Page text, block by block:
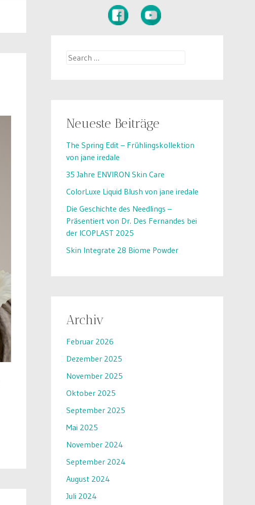
Search
Neueste Beiträge
The Spring Edit – Frühlingskollektion
von jane iredale
35 Jahre ENVIRON Skin Care
ColorLuxe Liquid Blush von jane iredale
Die Geschichte des Needlings –
Präsentiert von Dr. Des Fernandes bei
der ICOPLAST 2025
Skin Integrate 28 Biome Powder
Archiv
Februar 2026
Dezember 2025
November 2025
Oktober 2025
September 2025
Mai 2025
November 2024
September 2024
August 2024
Juli 2024